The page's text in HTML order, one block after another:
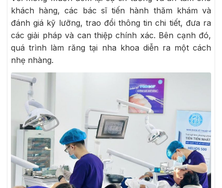
khách hàng, các bác sĩ tiến hành thăm khám và
đánh giá kỹ lưỡng, trao đổi thông tin chi tiết, đưa ra
các giải pháp và can thiệp chính xác. Bên cạnh đó,
quá trình làm răng tại nha khoa diễn ra một cách
nhẹ nhàng.